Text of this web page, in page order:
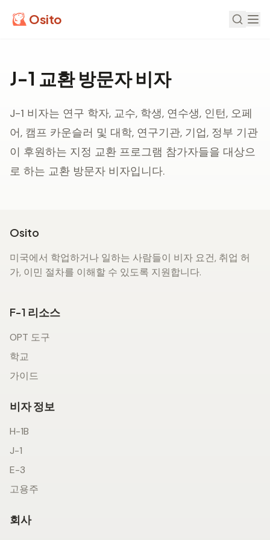
Osito
J-1 교환 방문자 비자
J-1 비자는 연구 학자, 교수, 학생, 연수생, 인턴, 오페
어, 캠프 카운슬러 및 대학, 연구기관, 기업, 정부 기관
이 후원하는 지정 교환 프로그램 참가자들을 대상으
로 하는 교환 방문자 비자입니다.
Osito
미국에서 학업하거나 일하는 사람들이 비자 요건, 취업 허
가, 이민 절차를 이해할 수 있도록 지원합니다.
F-1 리소스
OPT 도구
학교
가이드
비자 정보
H-1B
J-1
E-3
고용주
회사